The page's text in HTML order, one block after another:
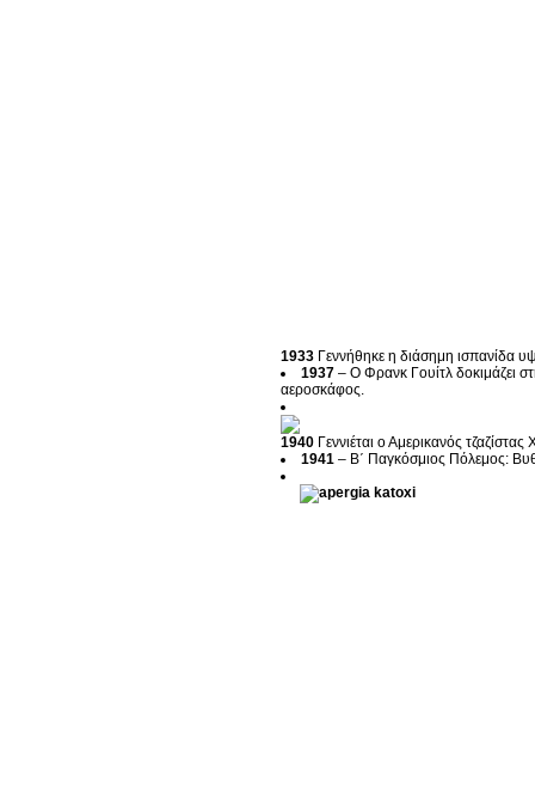
1933 Γεννήθηκε η διάσημη ισπανίδα
1937 – Ο Φρανκ Γουίτλ δοκιμάζει
αεροσκάφος.
1940 Γεννιέται ο Αμερικανός
1941 – Β΄ Παγκόσμιος Πόλεμος: